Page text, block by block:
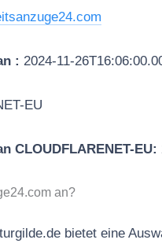
: 2024-11-
EU
CLOUDFLARENET-EU:
an?
bietet eine